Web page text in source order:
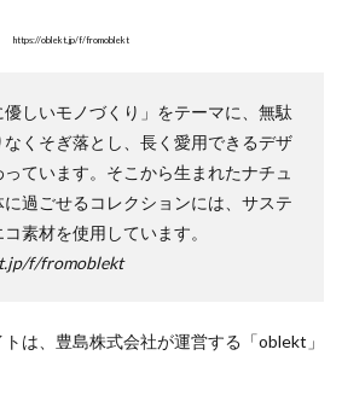
https://oblekt.jp/f/fromoblekt
優しいモノづくり」をテーマに、無駄
なくそぎ落とし、長く愛用できるデザ
ています。そこから生まれたナチュ
過ごせるコレクションには、サステ
素材を使用しています。
f/fromoblekt
は、豊島株式会社が運営する「oblekt」